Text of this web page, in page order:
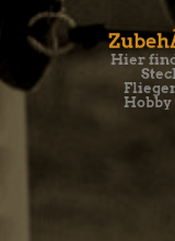
Hier